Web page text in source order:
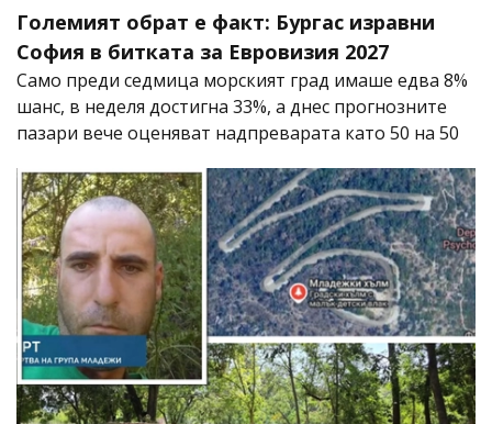
Големият обрат е факт: Бургас изравни
София в битката за Евровизия 2027
Само преди седмица морският град имаше едва 8%
шанс, в неделя достигна 33%, а днес прогнозните
пазари вече оценяват надпреварата като 50 на 50